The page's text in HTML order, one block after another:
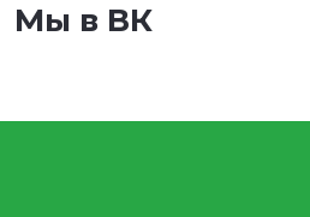
Мы в ВК